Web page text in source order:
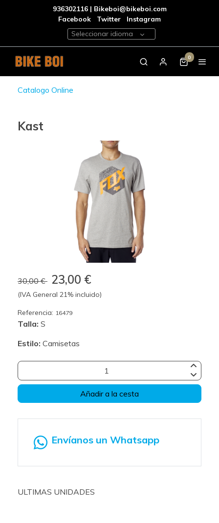
936302116 | Bikeboi@bikeboi.com
Facebook
Twitter
Instagram
Seleccionar idioma
0
Catalogo Online
Kast
30,00 € 23,00 €
(IVA General 21% incluido)
Referencia: 16479
Talla: S
Estilo: Camisetas
Añadir a la cesta
Envíanos un Whatsapp
ULTIMAS UNIDADES